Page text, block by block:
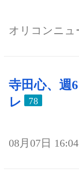
オリコンニュ
寺田心、週
レ
78
08月07日 16:04